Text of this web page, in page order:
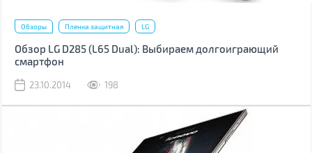
Обзоры Пленка защитная LG
Обзор LG D285 (L65 Dual): Выбираем долгоиграющий
смартфон
23.10.2014 198